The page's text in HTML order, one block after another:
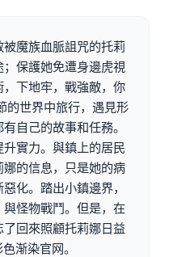
魔族血脈詛咒的托莉
保護她免遭身邊虎視
下地牢，戰強敵，你
的世界中旅行，遇見形
自己的故事和任務。
實力。與鎮上的居民
的信息，只是她的病
化。踏出小鎮邊界，
怪物戰鬥。但是，在
回來照顧托莉娜日益
渐染官网。